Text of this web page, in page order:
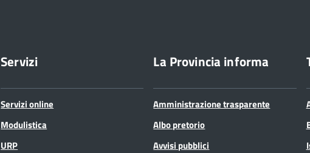
Servizi
Servizi online
Modulistica
URP
La Provincia informa
Amministrazione trasparente
Albo pretorio
Avvisi pubblici